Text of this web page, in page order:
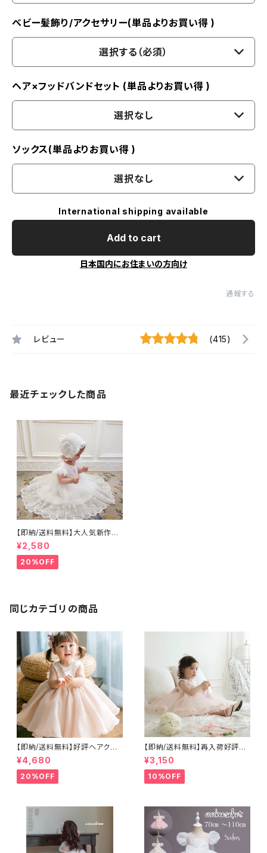
ベビー髪飾り/アクセサリー(単品よりお買い得 )
選択する（必須）
ヘア×フッドバンドセット (単品よりお買い得 )
選択なし
ソックス(単品よりお買い得 )
選択なし
International shipping available
Add to cart
日本国内にお住まいの方向け
通報する
レビュー (415)
最近チェックした商品
【即納/送料無料】大人気新作再
入荷刺繍 ボンネット×ドレスセ
ット帽子付ドレスベビードレスチ
ュールスカート 子供ワンピース
プリンセスドレス 女の子ドレ
¥2,580
20%OFF
同じカテゴリの商品
【即納/送料無料】好評ヘアクリッ
プ付き高見え子どもドレスビジ
ューネックラインヘアクリップつ
き ふんわり子供ドレス女の子
フォーマルベビードレス キッズ
0〜120㎝
¥4,680
20%OFF
【即納/送料無料】再入荷好評大
き目ハーフバースデー撮影セル
フ撮影バックリボンチュール ベ
ビードレス 子供ドレス フォーマ
ルドレス 入園式 卒園式 発表会
ラワーガール8090100110120
¥3,150
10%OFF